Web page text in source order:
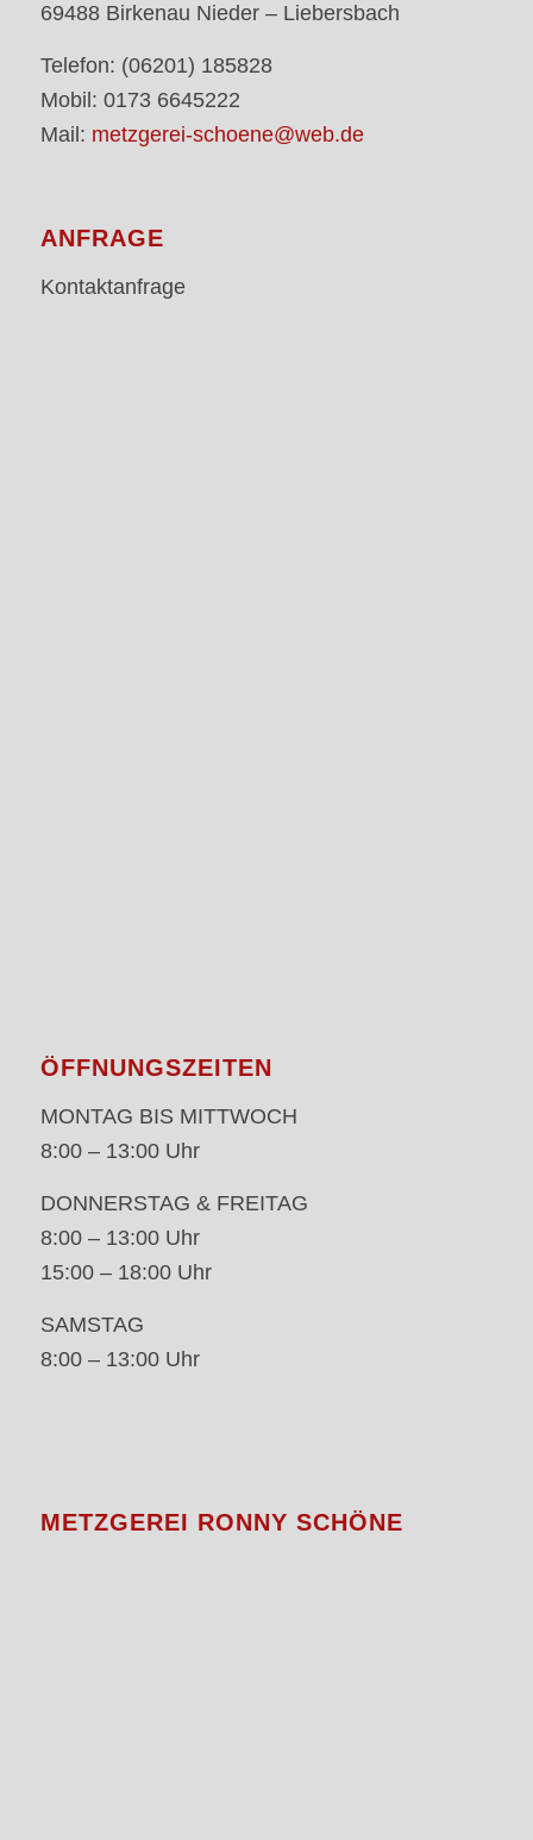
69488 Birkenau Nieder – Liebersbach
Telefon: (06201) 185828
Mobil: 0173 6645222
Mail: metzgerei-schoene@web.de
ANFRAGE
Kontaktanfrage
ÖFFNUNGSZEITEN
MONTAG BIS MITTWOCH
8:00 – 13:00 Uhr
DONNERSTAG & FREITAG
8:00 – 13:00 Uhr
15:00 – 18:00 Uhr
SAMSTAG
8:00 – 13:00 Uhr
METZGEREI RONNY SCHÖNE